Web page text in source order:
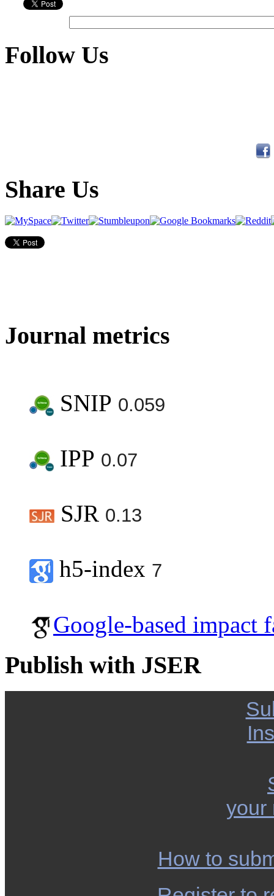
Follow Us
Share Us
Journal metrics
SNIP 0.059
IPP 0.07
SJR 0.13
h5-index 7
Google-based impact
Publish with JSER
your
How to